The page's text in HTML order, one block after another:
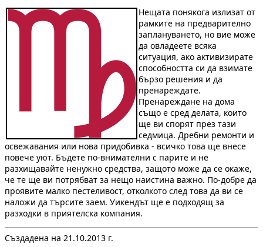
Нещата понякога излизат от
рамките на предварително
заплануването, но вие може
да овладеете всяка
ситуация, ако активизирате
способността си да взимате
бързо решения и да
пренареждате.
Пренареждане на дома
също е сред делата, които
ще ви спорят през тази
седмица. Дребни ремонти и
освежавания или нова придобивка - всичко това ще внесе
повече уют. Бъдете по-внимателни с парите и не
разхищавайте ненужно средства, защото може да се окаже,
че те ще ви потрябват за нещо наистина важно. По-добре да
проявите малко пестеливост, отколкото след това да ви се
наложи да търсите заем. Уикендът ще е подходящ за
разходки в приятелска компания.
Създадена на 21.10.2013 г.